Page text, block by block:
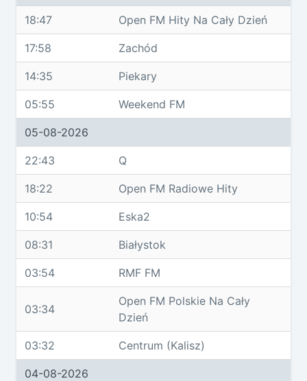
18:47 Open FM Hity Na Cały Dzień
17:58 Zachód
14:35 Piekary
05:55 Weekend FM
05-08-2026
22:43 Q
18:22 Open FM Radiowe Hity
10:54 Eska2
08:31 Białystok
03:54 RMF FM
03:34
Open FM Polskie Na Cały
Dzień
03:32 Centrum (Kalisz)
04-08-2026